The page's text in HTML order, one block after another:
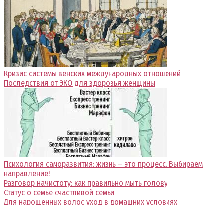
Кризис системы венских международных отношений
Последствия от ЭКО для здоровья женщины
Психология саморазвития: жизнь – это процесс. Выбираем
направление!
Разговор начистоту: как правильно мыть голову
Статус о семье счастливой семьи
Для нарощенных волос уход в домашних условиях